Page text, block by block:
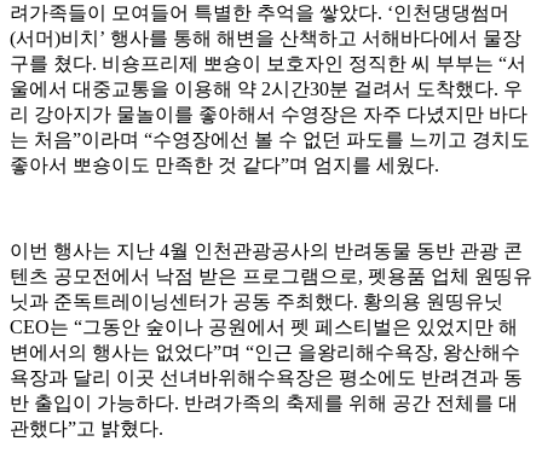
려가족들이 모여들어 특별한 추억을 쌓았다. ‘인천댕댕썸머
(서머)비치’ 행사를 통해 해변을 산책하고 서해바다에서 물장
구를 쳤다. 비숑프리제 뽀숑이 보호자인 정직한 씨 부부는 “서
울에서 대중교통을 이용해 약 2시간30분 걸려서 도착했다. 우
리 강아지가 물놀이를 좋아해서 수영장은 자주 다녔지만 바다
는 처음”이라며 “수영장에선 볼 수 없던 파도를 느끼고 경치도
좋아서 뽀숑이도 만족한 것 같다”며 엄지를 세웠다.
이번 행사는 지난 4월 인천관광공사의 반려동물 동반 관광 콘
텐츠 공모전에서 낙점 받은 프로그램으로, 펫용품 업체 원띵유
닛과 준독트레이닝센터가 공동 주최했다. 황의용 원띵유닛
CEO는 “그동안 숲이나 공원에서 펫 페스티벌은 있었지만 해
변에서의 행사는 없었다”며 “인근 을왕리해수욕장, 왕산해수
욕장과 달리 이곳 선녀바위해수욕장은 평소에도 반려견과 동
반 출입이 가능하다. 반려가족의 축제를 위해 공간 전체를 대
관했다”고 밝혔다.